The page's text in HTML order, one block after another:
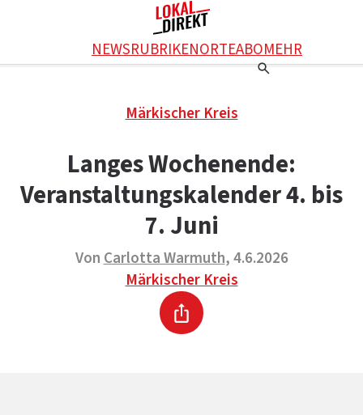
NEWSRUBRIKENORTEABOMEHR
Werbung schalten
Das Team
KONTAKT
DAS TEAM
ÜBER UNS
Märkischer Kreis
Langes Wochenende:
Veranstaltungskalender 4. bis
7. Juni
VonCarlotta Warmuth, 4.6.2026
Märkischer Kreis
Drucken